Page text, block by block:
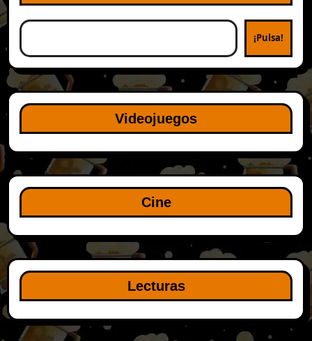
¡Pulsa!
Videojuegos
Cine
Lecturas